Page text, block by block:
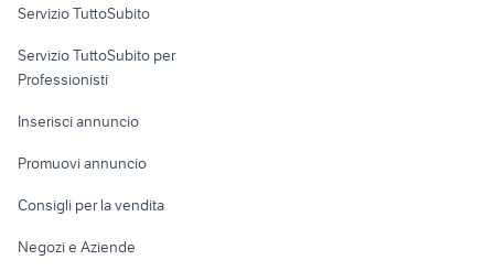
Informatica
Console e
Fotografia
Telefonia
Servizio TuttoSubito
Servizio TuttoSubito per
Professionisti
Inserisci annuncio
Promuovi annuncio
Consigli per la vendita
Negozi e Aziende